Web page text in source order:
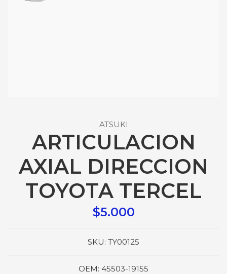
ATSUKI
ARTICULACION
AXIAL DIRECCION
TOYOTA TERCEL
$5.000
SKU: TY00125
OEM: 45503-19155